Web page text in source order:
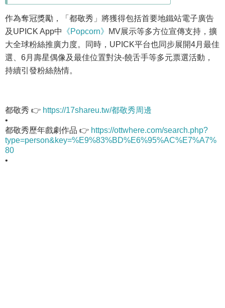
作為奪冠獎勵，「都敬秀」將獲得包括首要地鐵站電子廣告
及UPICK App中
《Popcorn》
MV展示等多方位宣傳支持，擴
大全球粉絲推廣力度。同時，UPICK平台也同步展開4月最佳
選、6月壽星偶像及最佳位置對決-饒舌手等多元票選活動，
持續引發粉絲熱情。
都敬秀 👉 https://17shareu.tw/都敬秀周邊
•
都敬秀歷年戲劇作品 👉 https://ottwhere.com/search.php?
type=person&key=%E9%83%BD%E6%95%AC%E7%A7%
80
•